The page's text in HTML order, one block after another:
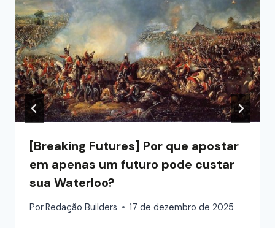
[Breaking Futures] Por que apostar
em apenas um futuro pode custar
sua Waterloo?
PorRedação Builders 17 de dezembro de 2025